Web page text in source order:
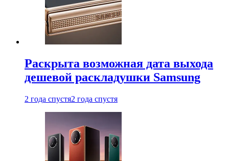
Раскрыта возможная дата выхода
дешевой раскладушки Samsung
2 года спустя2 года спустя